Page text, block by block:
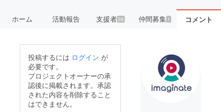
ホーム 活動報告 支援者39 仲間募集 1 コメント
投稿するには ログイン が
必要です。
プロジェクトオーナーの承
認後に掲載されます。承認
された内容を削除すること
はできません。